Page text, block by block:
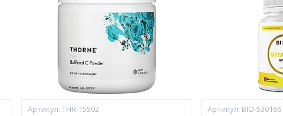
THR-15502 BIO-530166